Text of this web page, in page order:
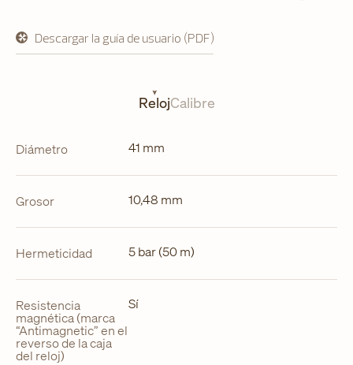
Descargar la guía de usuario (PDF)
se
abre
RelojCalibre
Diámetro 41 mm
Grosor 10,48 mm
Hermeticidad 5 bar (50 m)
Resistencia
magnética (marca
“Antimagnetic” en el
reverso de la caja
del reloj)
Sí